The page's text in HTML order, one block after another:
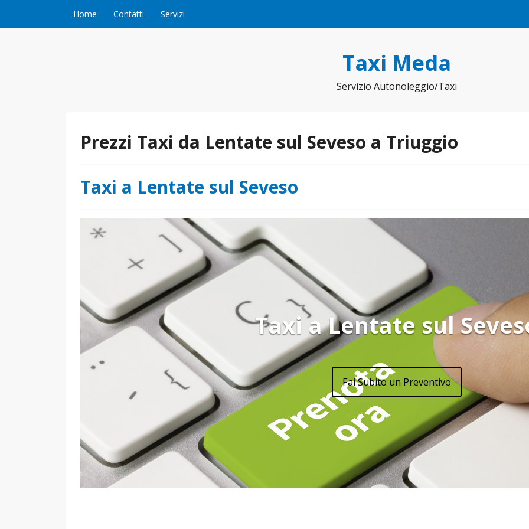
Home Contatti Servizi
Taxi Meda
Servizio Autonoleggio/Taxi
Prezzi Taxi da Lentate sul Seveso a Triuggio
Taxi a Lentate sul Seveso
Taxi a Lentate sul
Fai Subito un Preventivo